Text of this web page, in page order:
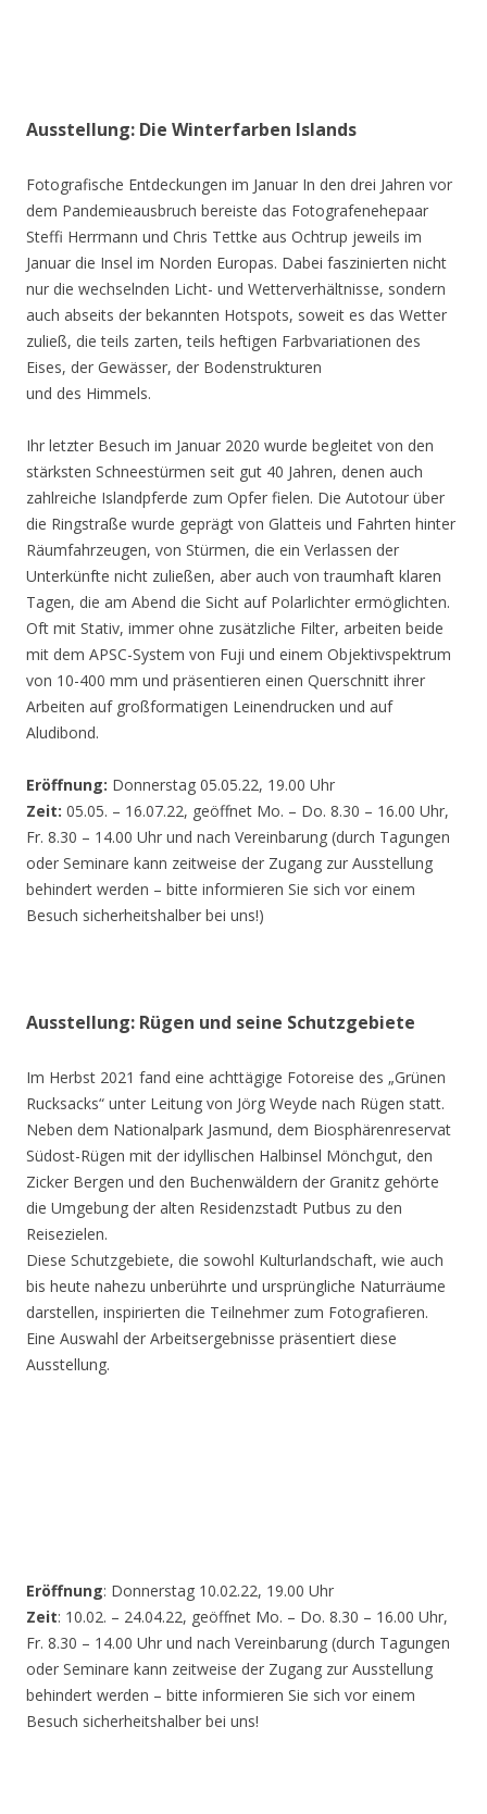
Ausstellung: Die Winterfarben Islands
Fotografische Entdeckungen im Januar In den drei Jahren vor
dem Pandemieausbruch bereiste das Fotografenehepaar
Steffi Herrmann und Chris Tettke aus Ochtrup jeweils im
Januar die Insel im Norden Europas. Dabei faszinierten nicht
nur die wechselnden Licht- und Wetterverhältnisse, sondern
auch abseits der bekannten Hotspots, soweit es das Wetter
zuließ, die teils zarten, teils heftigen Farbvariationen des
Eises, der Gewässer, der Bodenstrukturen
und des Himmels.
Ihr letzter Besuch im Januar 2020 wurde begleitet von den
stärksten Schneestürmen seit gut 40 Jahren, denen auch
zahlreiche Islandpferde zum Opfer fielen. Die Autotour über
die Ringstraße wurde geprägt von Glatteis und Fahrten hinter
Räumfahrzeugen, von Stürmen, die ein Verlassen der
Unterkünfte nicht zuließen, aber auch von traumhaft klaren
Tagen, die am Abend die Sicht auf Polarlichter ermöglichten.
Oft mit Stativ, immer ohne zusätzliche Filter, arbeiten beide
mit dem APSC-System von Fuji und einem Objektivspektrum
von 10-400 mm und präsentieren einen Querschnitt ihrer
Arbeiten auf großformatigen Leinendrucken und auf
Aludibond.
Eröffnung: Donnerstag 05.05.22, 19.00 Uhr
Zeit: 05.05. – 16.07.22, geöffnet Mo. – Do. 8.30 – 16.00 Uhr,
Fr. 8.30 – 14.00 Uhr und nach Vereinbarung (durch Tagungen
oder Seminare kann zeitweise der Zugang zur Ausstellung
behindert werden – bitte informieren Sie sich vor einem
Besuch sicherheitshalber bei uns!)
Ausstellung: Rügen und seine Schutzgebiete
Im Herbst 2021 fand eine achttägige Fotoreise des „Grünen
Rucksacks“ unter Leitung von Jörg Weyde nach Rügen statt.
Neben dem Nationalpark Jasmund, dem Biosphärenreservat
Südost-Rügen mit der idyllischen Halbinsel Mönchgut, den
Zicker Bergen und den Buchenwäldern der Granitz gehörte
die Umgebung der alten Residenzstadt Putbus zu den
Reisezielen.
Diese Schutzgebiete, die sowohl Kulturlandschaft, wie auch
bis heute nahezu unberührte und ursprüngliche Naturräume
darstellen, inspirierten die Teilnehmer zum Fotografieren.
Eine Auswahl der Arbeitsergebnisse präsentiert diese
Ausstellung.
Eröffnung: Donnerstag 10.02.22, 19.00 Uhr
Zeit: 10.02. – 24.04.22, geöffnet Mo. – Do. 8.30 – 16.00 Uhr,
Fr. 8.30 – 14.00 Uhr und nach Vereinbarung (durch Tagungen
oder Seminare kann zeitweise der Zugang zur Ausstellung
behindert werden – bitte informieren Sie sich vor einem
Besuch sicherheitshalber bei uns!